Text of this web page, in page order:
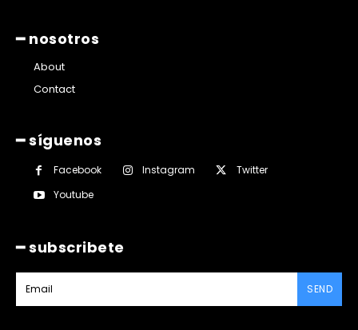
━ nosotros
About
Contact
━ síguenos
Facebook Instagram
Twitter
Youtube
━ subscribete
SEND